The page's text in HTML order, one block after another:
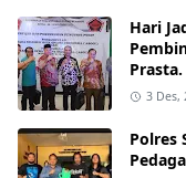
Hari
Prasta.
3 Des,
Polres